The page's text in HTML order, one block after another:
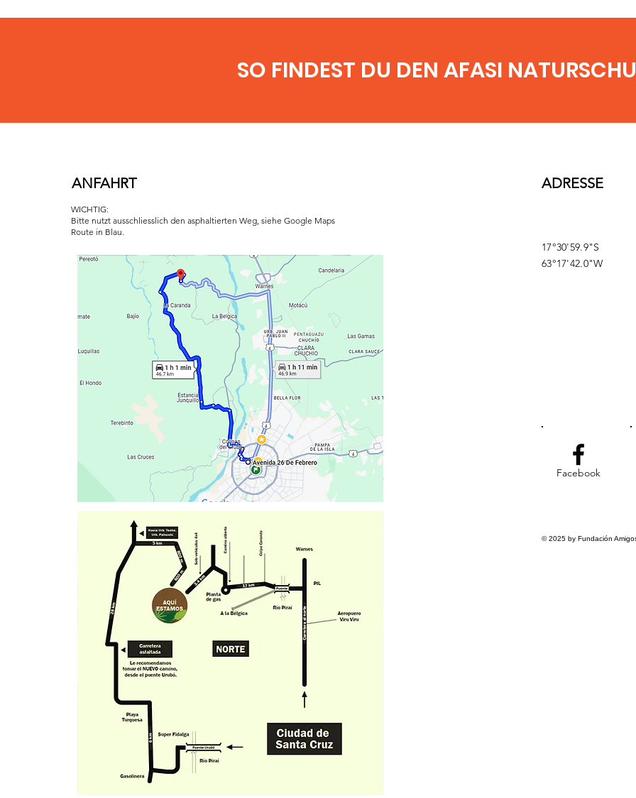
ANFAHRT
WICHTIG:
Bitte nutzt ausschliesslich den asphaltierten Weg, siehe Google Maps
Route in Blau.
ADRESSE
17°30'59.9"S
63°17'42.0"W
Facebook
© 2025 by Fundación
SO FINDEST DU DEN AFASI